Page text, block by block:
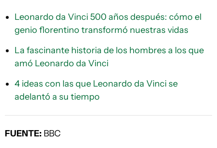
Leonardo da Vinci 500 años después: cómo el
genio florentino transformó nuestras vidas
La fascinante historia de los hombres a los que
amó Leonardo da Vinci
4 ideas con las que Leonardo da Vinci se
adelantó a su tiempo
FUENTE: BBC